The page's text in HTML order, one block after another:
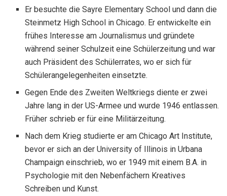
Er besuchte die Sayre Elementary School und dann die
Steinmetz High School in Chicago. Er entwickelte ein
frühes Interesse am Journalismus und gründete
während seiner Schulzeit eine Schülerzeitung und war
auch Präsident des Schülerrates, wo er sich für
Schülerangelegenheiten einsetzte.
Gegen Ende des Zweiten Weltkriegs diente er zwei
Jahre lang in der US-Armee und wurde 1946 entlassen.
Früher schrieb er für eine Militärzeitung.
Nach dem Krieg studierte er am Chicago Art Institute,
bevor er sich an der University of Illinois in Urbana
Champaign einschrieb, wo er 1949 mit einem B.A. in
Psychologie mit den Nebenfächern Kreatives
Schreiben und Kunst.